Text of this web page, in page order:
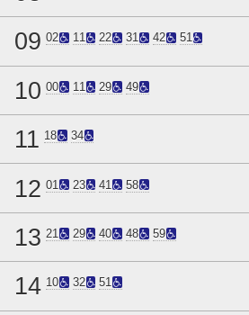
09 02 11 22 31 42 51
10 00 11 29 49
11 18 34
12 01 23 41 58
13 21 29 40 48 59
14 10 32 51